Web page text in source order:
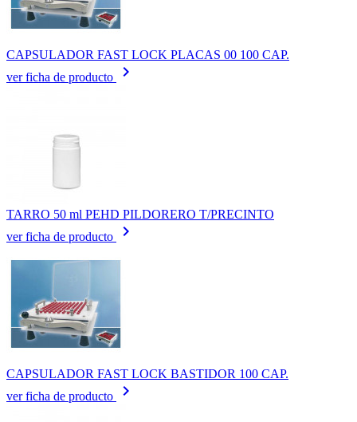
CAPSULADOR FAST LOCK PLACAS 00 100 CAP.
ver ficha de producto
keyboard_arrow_right
TARRO 50 ml PEHD PILDORERO T/PRECINTO
ver ficha de producto
keyboard_arrow_right
CAPSULADOR FAST LOCK BASTIDOR 100 CAP.
ver ficha de producto
keyboard_arrow_right